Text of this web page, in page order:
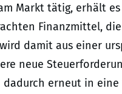
Markt tätig, erhält
Finanzmittel,
damit aus einer
neue
erneut in